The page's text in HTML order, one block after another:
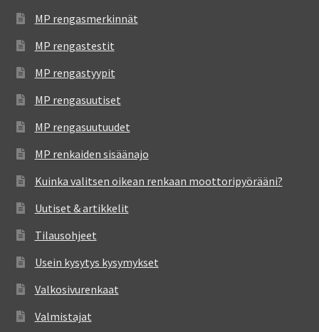
MP rengasmerkinnät
MP rengastestit
MP rengastyypit
MP rengasuutiset
MP rengasuutuudet
MP renkaiden sisäänajo
Kuinka valitsen oikean renkaan moottoripyörääni?
Uutiset & artikkelit
Tilausohjeet
Usein kysytys kysymykset
Valkosivurenkaat
Valmistajat